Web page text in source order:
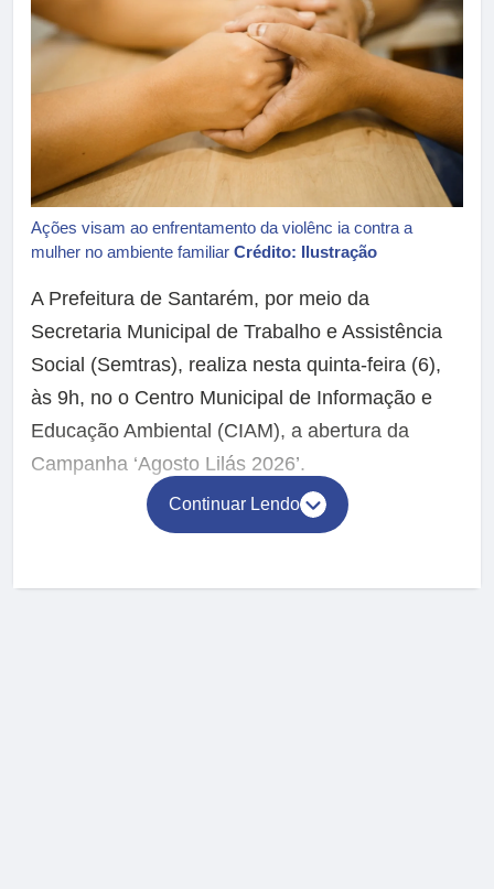
Ações visam ao enfrentamento da violênc ia contra a
mulher no ambiente familiar Crédito: Ilustração
A Prefeitura de Santarém, por meio da
Secretaria Municipal de Trabalho e Assistência
Social (Semtras), realiza nesta quinta-feira (6),
às 9h, no o Centro Municipal de Informação e
Educação Ambiental (CIAM), a abertura da
Campanha ‘Agosto Lilás 2026’.
Continuar Lendo